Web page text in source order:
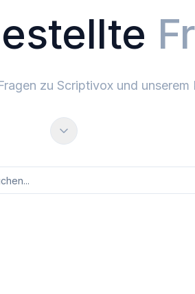
zu Scriptivox und